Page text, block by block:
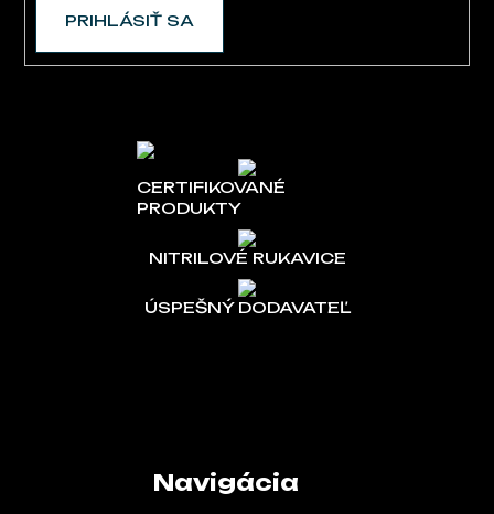
PRIHLÁSIŤ SA
CERTIFIKOVANÉ
PRODUKTY
NITRILOVÉ RUKAVICE
ÚSPEŠNÝ DODAVATEĽ
Navigácia